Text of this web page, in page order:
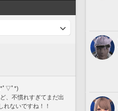
ﾟ▽ﾟ*)
、不慣れすぎてまだ出
ないですね！！